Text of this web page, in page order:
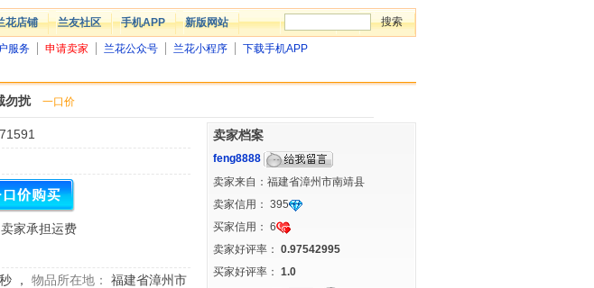
花店铺 兰友社区 手机APP 新版网站
服务 申请卖家 兰花公众号 兰花小程序
下载手机APP
勿扰 一口价
卖家承担运费
， 物品所在地：
福建省漳州市
卖家档案
feng8888
卖家来自：福建省漳州市南靖县
卖家信用： 395
买家信用： 6
卖家好评率： 0.97542995
买家好评率： 1.0